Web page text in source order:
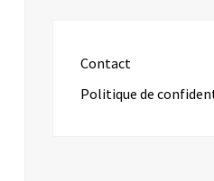
Contact
Politique de